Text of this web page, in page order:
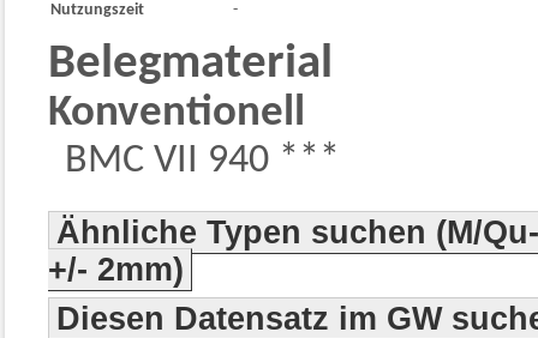
Nutzungszeit
-
Belegmaterial
Konventionell
BMC VII 940 ***
Ähnliche Typen suchen (M/
+/- 2mm)
Diesen Datensatz im GW